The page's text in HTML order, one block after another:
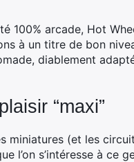
100% arcade, Hot
à un titre de bon
diablement
“maxi”
miniatures (et les
l’on s’intéresse à ce